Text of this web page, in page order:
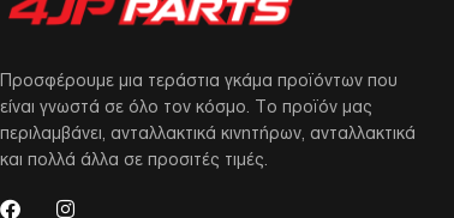
Προσφέρουμε μια τεράστια γκάμα προϊόντων που
είναι γνωστά σε όλο τον κόσμο. Το προϊόν μας
περιλαμβάνει, ανταλλακτικά κινητήρων, ανταλλακτικά
και πολλά άλλα σε προσιτές τιμές.